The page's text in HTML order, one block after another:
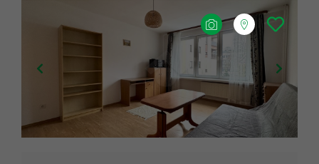
Leaflet OpenStreetMapcontributors ©